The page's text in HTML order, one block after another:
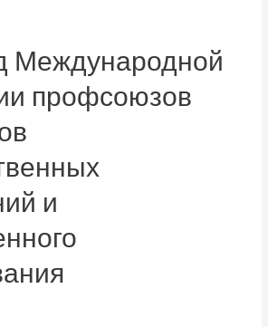
Международной
профсоюзов
и